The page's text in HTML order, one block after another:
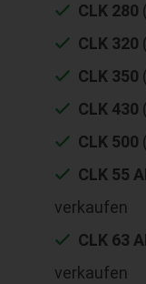
CLK 280
CLK 320
CLK 350
CLK 430
CLK 500
CLK 55
verkaufen
CLK 63
verkaufen